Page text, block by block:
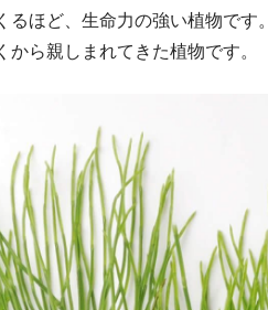
ほど、生命力の強い植物です。
ら親しまれてきた植物です。